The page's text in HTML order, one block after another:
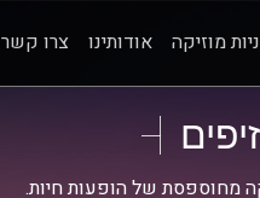
מוזיקה אודותינו צרו קשר
זיפים
מחוספסת של הופעות חיות.